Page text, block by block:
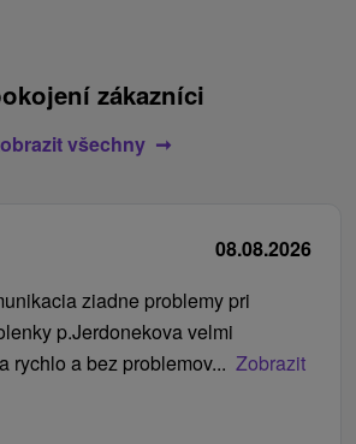
zákazníci
všechny
08.08.2026
ziadne problemy pri
p.Jerdonekova velmi
rychlo a bez problemov... Zobrazit